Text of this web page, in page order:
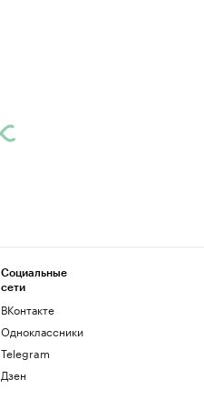
Социальные
сети
ВКонтакте
Одноклассники
Telegram
Дзен